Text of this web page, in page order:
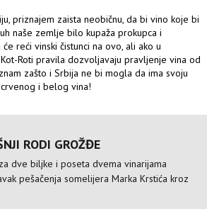
priznajem zaista neobičnu, da bi vino koje bi
naše zemlje bilo kupaža prokupca i
će reći vinski čistunci na ovo, ali ako u
Roti pravila dozvoljavaju pravljenje vina od
zašto i Srbija ne bi mogla da ima svoju
i belog vina!
RODI GROŽĐE
dve biljke i poseta dvema vinarijama
pešačenja somelijera Marka Krstića kroz